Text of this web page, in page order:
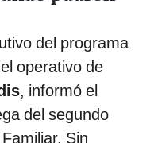
del programa
operativo de
, informó el
del segundo
Sin